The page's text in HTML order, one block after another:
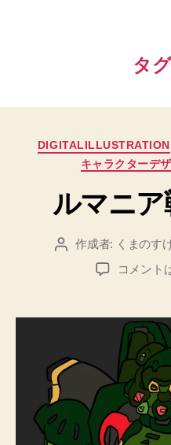
タ
DIGITALILLUSTRATION
キャラクターデ
ルマニア
投 作成者: くまのす
ル
ア
戦
記・
目
次
へ
の
コメント